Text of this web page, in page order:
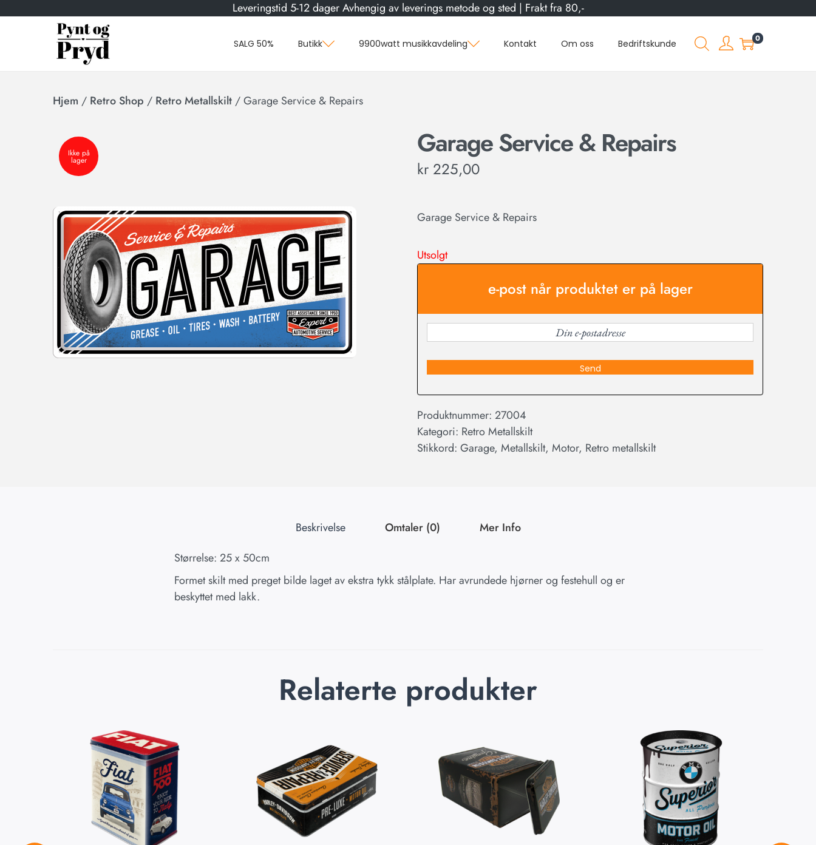
Leveringstid 5-12 dager Avhengig av leverings metode og sted | Frakt fra 80,-
SALG 50% Butikk 9900watt musikkavdeling Kontakt Om oss Bedriftskunde 0
Hjem / Retro Shop / Retro Metallskilt /Garage Service & Repairs
Ikke på
lager Garage Service & Repairs
kr 225,00
Garage Service & Repairs
Utsolgt
e-post når produktet er på lager
Send
Produktnummer: 27004
Kategori: Retro Metallskilt
Stikkord: Garage, Metallskilt, Motor, Retro metallskilt
Beskrivelse Omtaler (0)
Mer Info
Størrelse: 25 x 50cm
Formet skilt med preget bilde laget av ekstra tykk stålplate. Har avrundede hjørner og festehull og er
beskyttet med lakk.
Relaterte produkter